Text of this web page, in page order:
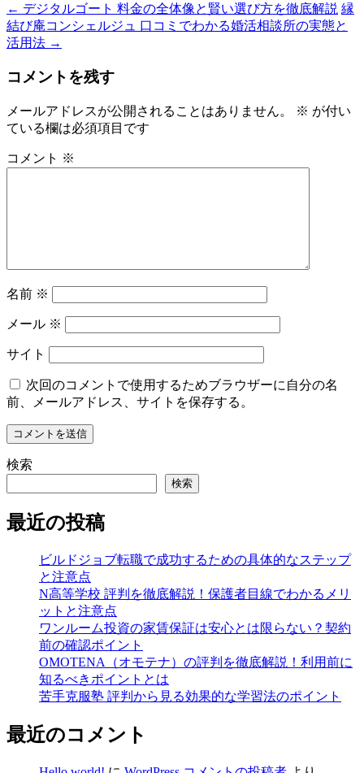
← デジタルゴート 料金の全体像と賢い選び方を徹底解説 縁
結び庵コンシェルジュ 口コミでわかる婚活相談所の実態と
活用法 →
コメントを残す
メールアドレスが公開されることはありません。 ※ が付い
ている欄は必須項目です
コメント ※
名前 ※
メール ※
サイト
次回のコメントで使用するためブラウザーに自分の名
前、メールアドレス、サイトを保存する。
検索
検索
最近の投稿
ビルドジョブ転職で成功するための具体的なステップ
と注意点
N高等学校 評判を徹底解説！保護者目線でわかるメリ
ットと注意点
ワンルーム投資の家賃保証は安心とは限らない？契約
前の確認ポイント
OMOTENA（オモテナ）の評判を徹底解説！利用前に
知るべきポイントとは
苦手克服塾 評判から見る効果的な学習法のポイント
最近のコメント